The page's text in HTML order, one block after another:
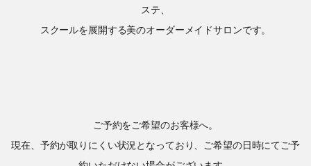
ステ、
スクールを展開する美のオーダーメイドサロンです。
ご予約をご希望のお客様へ。
現在、予約が取りにくい状況となっており、ご希望の日時にてご予